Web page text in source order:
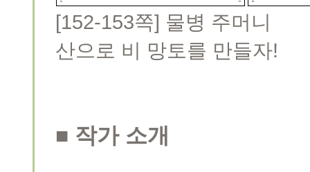
[152-153쪽] 물병
산으로 비 망토를 만들자!
■ 작가 소개